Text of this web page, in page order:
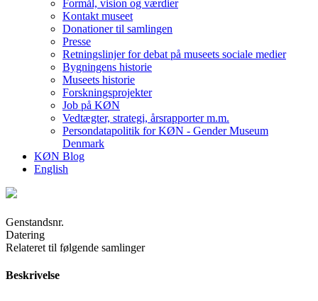
Formål, vision og værdier
Kontakt museet
Donationer til samlingen
Presse
Retningslinjer for debat på museets sociale medier
Bygningens historie
Museets historie
Forskningsprojekter
Job på KØN
Vedtægter, strategi, årsrapporter m.m.
Persondatapolitik for KØN - Gender Museum
Denmark
KØN Blog
English
Genstandsnr.
Datering
Relateret til følgende samlinger
Beskrivelse